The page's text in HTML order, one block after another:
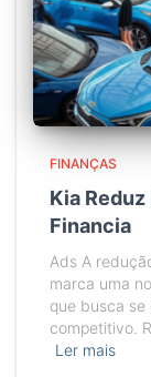
FINANÇAS
Kia
Financia
Ads A
marca uma
que busca
competitivo.
Ler mais